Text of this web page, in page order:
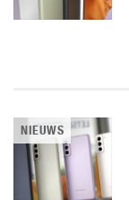
NIEUWS